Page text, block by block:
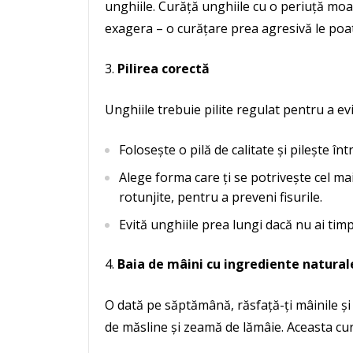
unghiile. Curăță unghiile cu o periuță
exagera – o curățare prea agresivă le
Pilirea corectă
Unghiile trebuie pilite regulat pentru a
Folosește o pilă de calitate și pilește
Alege forma care ți se potrivește cel
rotunjite, pentru a preveni fisurile.
Evită unghiile prea lungi dacă nu ai
Baia de mâini cu ingrediente
O dată pe săptămână, răsfață-ți mâinile
de măsline și zeamă de lămâie. Aceasta